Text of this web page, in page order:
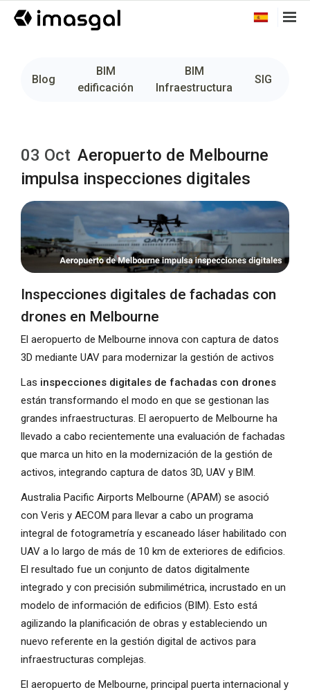
Blog
BIM
edificación
BIM
Infraestructura
SIG
03 Oct Aeropuerto de Melbourne
impulsa inspecciones digitales
Inspecciones digitales de fachadas con
drones en Melbourne
El aeropuerto de Melbourne innova con captura de datos
3D mediante UAV para modernizar la gestión de activos
Las inspecciones digitales de fachadas con drones
están transformando el modo en que se gestionan las
grandes infraestructuras. El aeropuerto de Melbourne ha
llevado a cabo recientemente una evaluación de fachadas
que marca un hito en la modernización de la gestión de
activos, integrando captura de datos 3D, UAV y BIM.
Australia Pacific Airports Melbourne (APAM) se asoció
con Veris y AECOM para llevar a cabo un programa
integral de fotogrametría y escaneado láser habilitado con
UAV a lo largo de más de 10 km de exteriores de edificios.
El resultado fue un conjunto de datos digitalmente
integrado y con precisión submilimétrica, incrustado en un
modelo de información de edificios (BIM). Esto está
agilizando la planificación de obras y estableciendo un
nuevo referente en la gestión digital de activos para
infraestructuras complejas.
El aeropuerto de Melbourne, principal puerta internacional y